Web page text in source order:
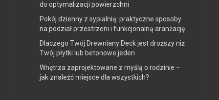
do optymalizacji powierzchni
Pokój dzienny z sypialnią: praktyczne sposoby
na podział przestrzeni i funkcjonalną aranżację
Dlaczego Twój Drewniany Deck jest droższy niż
Twój płytki lub betonowe jeden
Wnętrza zaprojektowane z myślą o rodzinie −
jak znaleźć miejsce dla wszystkich?